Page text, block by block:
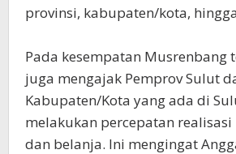
provinsi, kabupaten/kota,
Pada kesempatan Musrenbang
juga mengajak Pemprov Sulut
Kabupaten/Kota yang ada di
melakukan percepatan
dan belanja. Ini mengingat